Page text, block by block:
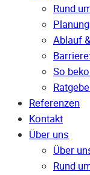
Rund
Ablauf
So
Referenzen
Kontakt
Über uns
Über
Rund